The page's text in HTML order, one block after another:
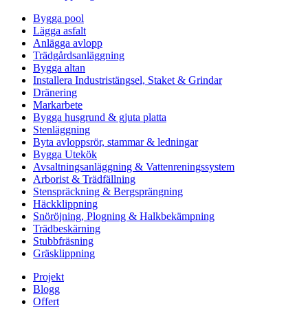
Bygga pool
Lägga asfalt
Anlägga avlopp
Trädgårdsanläggning
Bygga altan
Installera Industristängsel, Staket & Grindar
Dränering
Markarbete
Bygga husgrund & gjuta platta
Stenläggning
Byta avloppsrör, stammar & ledningar
Bygga Utekök
Avsaltningsanläggning & Vattenreningssystem
Arborist & Trädfällning
Stenspräckning & Bergsprängning
Häckklippning
Snöröjning, Plogning & Halkbekämpning
Trädbeskärning
Stubbfräsning
Gräsklippning
Projekt
Blogg
Offert